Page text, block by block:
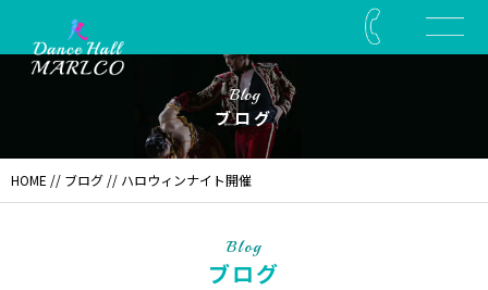
Blog
ブログ
HOME // ブログ // ハロウィンナイト開催
Blog
ブログ